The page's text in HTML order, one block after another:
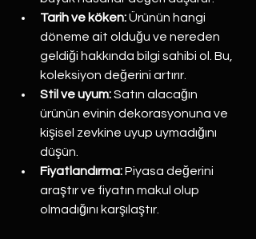
Tarih ve köken: Ürünün hangi
döneme ait olduğu ve nereden
geldiği hakkında bilgi sahibi ol. Bu,
koleksiyon değerini artırır.
Stil ve uyum: Satın alacağın
ürünün evinin dekorasyonuna ve
kişisel zevkine uyup uymadığını
düşün.
Fiyatlandırma: Piyasa değerini
araştır ve fiyatın makul olup
olmadığını karşılaştır.